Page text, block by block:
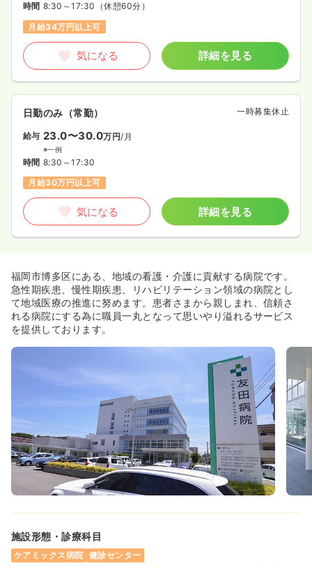
時間 8:30～17:30 （休憩60分）
月給34万円以上可
気になる 詳細を見る
日勤のみ（常勤） 一時募集休止
給与 23.0〜30.0万円/月
※一例
時間 8:30～17:30
月給30万円以上可
気になる 詳細を見る
福岡市博多区にある、地域の看護・介護に貢献する病院です。
急性期疾患、慢性期疾患、リハビリテーション領域の病院とし
て地域医療の推進に努めます。患者さまから親しまれ、信頼さ
れる病院にする為に職員一丸となって思いやり溢れるサービス
を提供しております。
施設形態・診療科目
ケアミックス病院 健診センター